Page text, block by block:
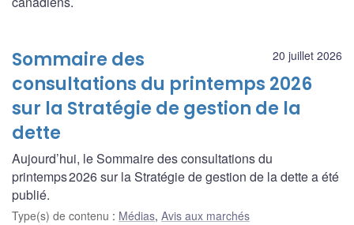
20 juillet 2026
Sommaire des
consultations du printemps 2026
sur la Stratégie de gestion de la
dette
Aujourd’hui, le Sommaire des consultations du
printemps 2026 sur la Stratégie de gestion de la dette a été
publié.
Type(s) de contenu : Médias, Avis aux marchés